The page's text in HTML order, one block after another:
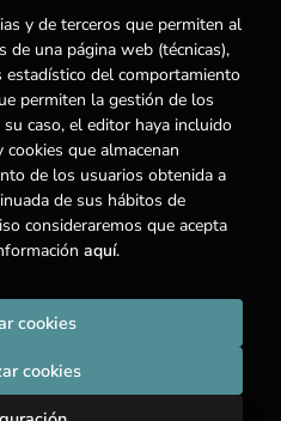
los Derechos Reservados |
y de terceros que permiten al
de una página web (técnicas),
estadístico del comportamiento
permiten la gestión de los
caso, el editor haya incluido
que almacenan
de los usuarios obtenida a
de sus hábitos de
consideraremos que acepta
aquí.
cookies
cookies